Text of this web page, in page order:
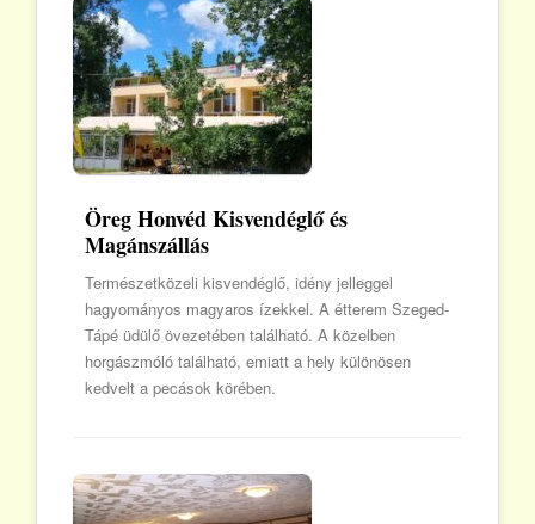
Öreg Honvéd Kisvendéglő és
Magánszállás
Természetközeli kisvendéglő, idény jelleggel
hagyományos magyaros ízekkel. A étterem Szeged-
Tápé üdülő övezetében található. A közelben
horgászmóló található, emiatt a hely különösen
kedvelt a pecások körében.